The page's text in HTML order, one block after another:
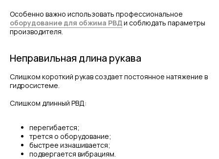
Особенно важно использовать профессиональное
оборудование для обжима РВДи соблюдать параметры
производителя.
Неправильная длина рукава
Слишком короткий рукав создает постоянное натяжение в
гидросистеме.
Слишком длинный РВД:
перегибается;
трется о оборудование;
быстрее изнашивается;
подвергается вибрациям.